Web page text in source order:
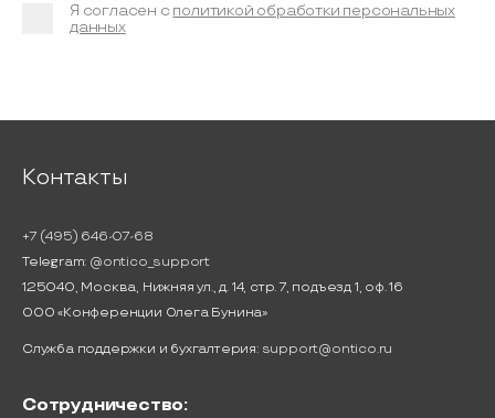
Я согласен с политикой обработки персональных
данных
Контакты
+7 (495) 646-07-68
Telegram: @ontico_support
125040, Москва, Нижняя ул., д. 14, стр. 7, подъезд 1, оф. 16
ООО «Конференции Олега Бунина»
Служба поддержки и бухгалтерия: support@ontico.ru
Сотрудничество: